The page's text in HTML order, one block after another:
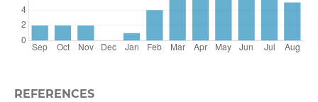
REFERENCES